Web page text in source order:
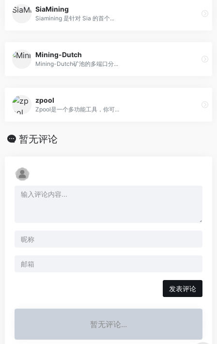
SiaMining
Siamining 是针对 Sia 的首个...
Mining-Dutch
Mining-Dutch矿池的多端口分...
zpool
Zpool是一个多功能工具，你可...
暂无评论
发表评论
暂无评论...